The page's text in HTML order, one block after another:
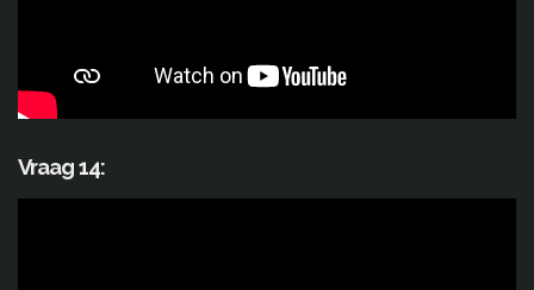
Vraag 14: